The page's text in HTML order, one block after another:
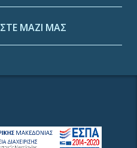
ΜΑΖΙ ΜΑΣ